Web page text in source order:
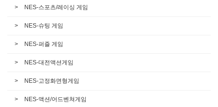
NES-스포츠/레이싱 게임
NES-슈팅 게임
NES-퍼즐 게임
NES-대전액션게임
NES-고정화면형게임
NES-액션/어드벤쳐게임